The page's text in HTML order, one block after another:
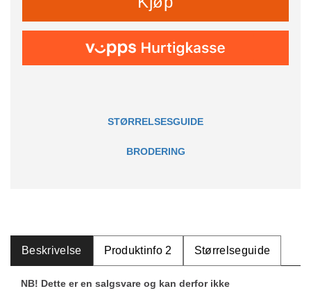
STØRRELSESGUIDE
BRODERING
Beskrivelse Produktinfo 2 Størrelseguide
NB! Dette er en salgsvare og kan derfor ikke